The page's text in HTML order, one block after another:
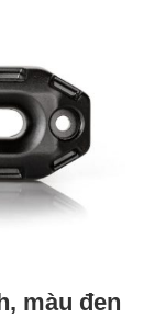
màu đen